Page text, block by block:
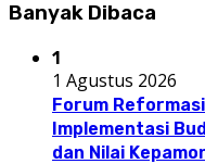
Banyak Dibaca
1
1 Agustus 2026
Forum
Implementasi
dan Nilai